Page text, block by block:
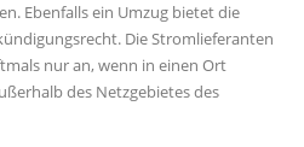
Ebenfalls ein Umzug bietet die
Die Stromlieferanten
nur an, wenn in einen Ort
des Netzgebietes des